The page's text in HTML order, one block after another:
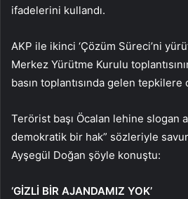
ifadelerini kullandı.
AKP ile ikinci ‘Çözüm Süreci’ni
Merkez Yürütme Kurulu
basın toplantısında gelen tepkilere
Terörist başı Öcalan lehine slogan
demokratik bir hak” sözleriyle
Ayşegül Doğan şöyle konuştu:
‘GİZLİ BİR AJANDAMIZ YOK’